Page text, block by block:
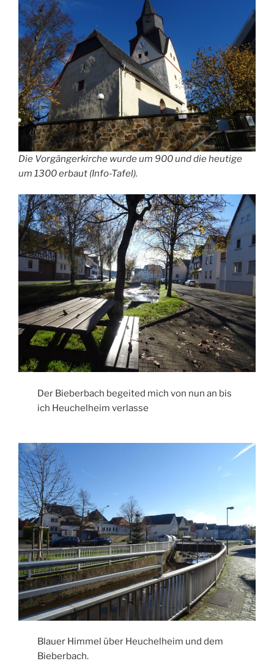
Die Vorgängerkirche wurde um 900 und die heutige
um 1300 erbaut (Info-Tafel).
Der Bieberbach begeited mich von nun an bis
ich Heuchelheim verlasse
Blauer Himmel über Heuchelheim und dem
Bieberbach.